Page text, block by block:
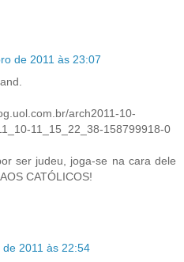
de 2011 às 23:07
arch2011-10-
11_15_22_38-158799918-0
ser judeu, joga-se na cara dele
CATÓLICOS!
2011 às 22:54